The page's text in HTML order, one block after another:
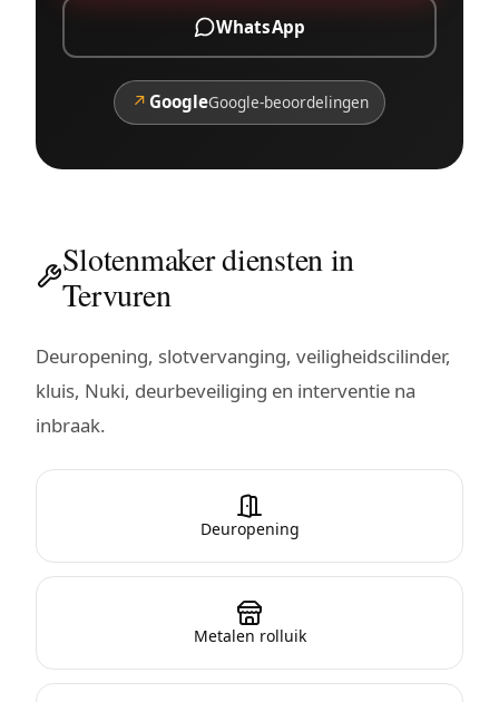
WhatsApp
↗ GoogleGoogle-beoordelingen
Slotenmaker diensten in
Tervuren
Deuropening, slotvervanging, veiligheidscilinder,
kluis, Nuki, deurbeveiliging en interventie na
inbraak.
Deuropening
Metalen rolluik